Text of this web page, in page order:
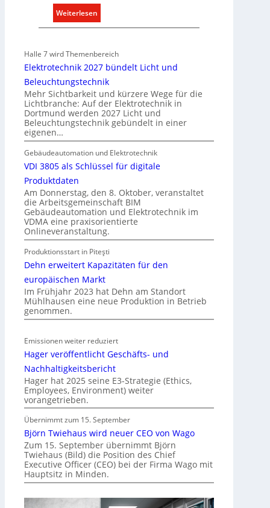
e
i
r
t
s
c
h
r
r
n
d
e
Weiterlesen
T
k
m
m
u
n
i
k
a
i
o
n
m
i
t
S
y
s
t
.
Halle 7 wird Themenbereich
Elektrotechnik 2027 bündelt Licht und
Beleuchtungstechnik
Mehr Sichtbarkeit und kürzere Wege für die
Lichtbranche: Auf der Elektrotechnik in
Dortmund werden 2027 Licht und
Beleuchtungstechnik gebündelt in einer
eigenen…
Gebäudeautomation und Elektrotechnik
VDI 3805 als Schlüssel für digitale
Produktdaten
Am Donnerstag, den 8. Oktober, veranstaltet
die Arbeitsgemeinschaft BIM
Gebäudeautomation und Elektrotechnik im
VDMA eine praxisorientierte
Onlineveranstaltung.
Produktionsstart in Piteşti
Dehn erweitert Kapazitäten für den
europäischen Markt
Im Frühjahr 2023 hat Dehn am Standort
Mühlhausen eine neue Produktion in Betrieb
genommen.
Emissionen weiter reduziert
Hager veröffentlicht Geschäfts- und
Nachhaltigkeitsbericht
Hager hat 2025 seine E3-Strategie (Ethics,
Employees, Environment) weiter
vorangetrieben.
Übernimmt zum 15. September
Björn Twiehaus wird neuer CEO von Wago
Zum 15. September übernimmt Björn
Twiehaus (Bild) die Position des Chief
Executive Officer (CEO) bei der Firma Wago mit
Hauptsitz in Minden.